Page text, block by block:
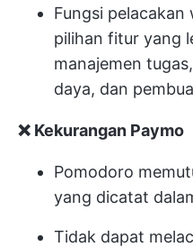
Fungsi pelacakan
pilihan fitur yang
manajemen
daya, dan
❌ Kekurangan Paymo
Pomodoro
yang dicatat
Tidak dapat